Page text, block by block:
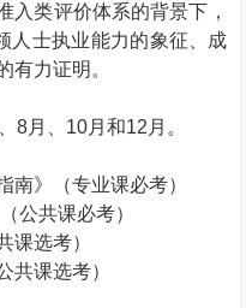
入类评价体系的背景下，
人士执业能力的象征、成
有力证明。
8月、 10月和12 月。
南》（专业课必考）
公共课必考）
课选考）
共课选考）